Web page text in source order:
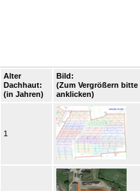
Alter
Dachhaut:
(in Jahren)
Bild:
(Zum Vergrößern bitte
anklicken)
1